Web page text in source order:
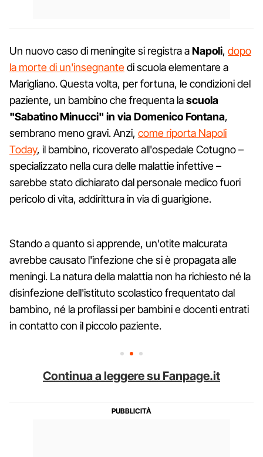
Un nuovo caso di meningite si registra aNapoli, dopo
la morte di un'insegnantedi scuola elementare a
Marigliano. Questa volta, per fortuna, le condizioni del
paziente, un bambino che frequenta lascuola
"Sabatino Minucci" in via Domenico Fontana,
sembrano meno gravi. Anzi, come riporta Napoli
Today, il bambino, ricoverato all'ospedale Cotugno –
specializzato nella cura delle malattie infettive –
sarebbe stato dichiarato dal personale medico fuori
pericolo di vita, addirittura in via di guarigione.
Stando a quanto si apprende, un'otite malcurata
avrebbe causato l'infezione che si è propagata alle
meningi. La natura della malattia non ha richiesto né la
disinfezione dell'istituto scolastico frequentato dal
bambino, né la profilassi per bambini e docenti entrati
in contatto con il piccolo paziente.
Continua a leggere su Fanpage.it